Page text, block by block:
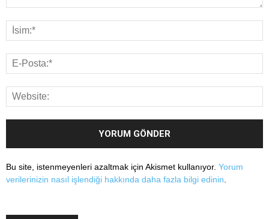
Bu site, istenmeyenleri azaltmak için Akismet kullanıyor. Yorum
verilerinizin nasıl işlendiği hakkında daha fazla bilgi edinin